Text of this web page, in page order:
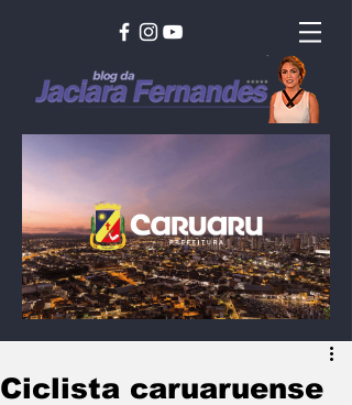
Ciclista caruaruense